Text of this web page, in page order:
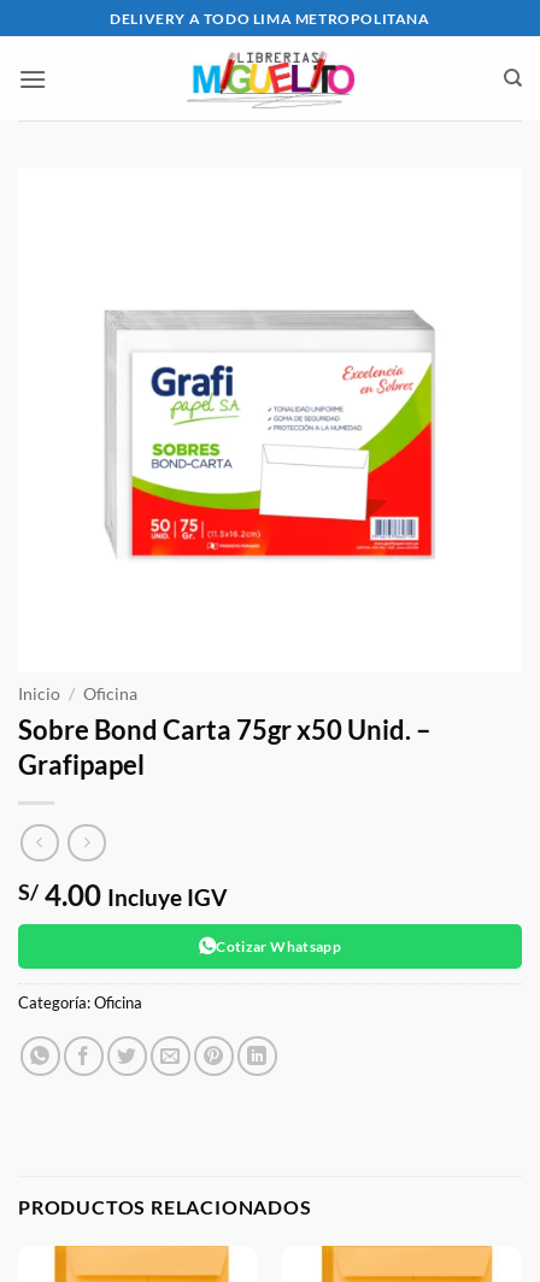
al
contenido
DELIVERY A TODO LIMA METROPOLITANA
Inicio / Oficina
Sobre Bond Carta 75gr x50 Unid. –
Grafipapel
S/ 4.00 Incluye IGV
Cotizar Whatsapp
Categoría:Oficina
PRODUCTOS RELACIONADOS